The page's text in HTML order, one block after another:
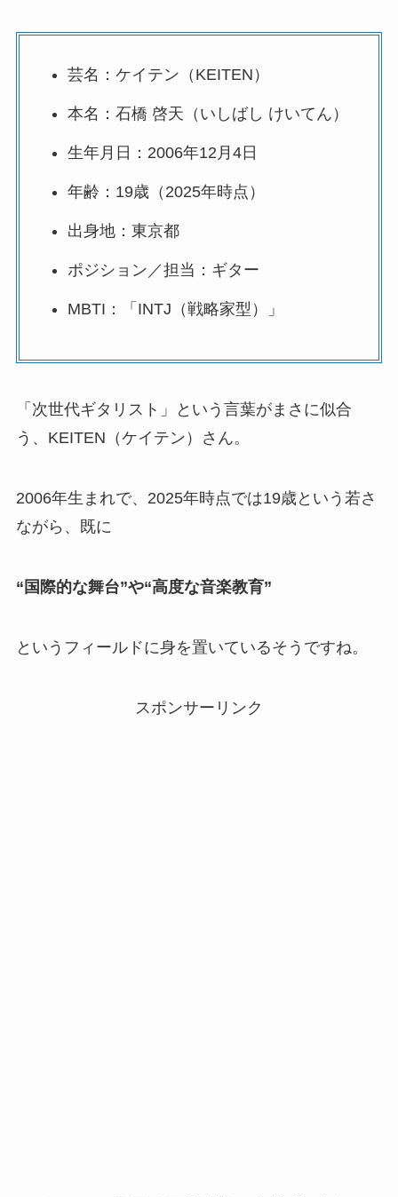
芸名：ケイテン（KEITEN）
本名：石橋 啓天（いしばし けいてん）
生年月日：2006年12月4日
年齢：19歳（2025年時点）
出身地：東京都
ポジション／担当：ギター
MBTI：「INTJ（戦略家型）」
「次世代ギタリスト」という言葉がまさに似合
う、KEITEN（ケイテン）さん。
2006年生まれで、2025年時点では19歳という若さ
ながら、既に
“国際的な舞台”や“高度な音楽教育”
というフィールドに身を置いているそうですね。
スポンサーリンク